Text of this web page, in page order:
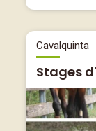
Cavalquinta
Stages